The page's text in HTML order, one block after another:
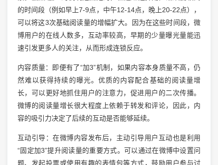
的时间段（例如早上7-9点，中午12-14点，晚上20-22点），
可以将这3次基础阅读量的增幅扩大。因为在这些时间段，微
博用户的在线人数多，互动率较高，早期的少量曝光量能迅
速引发更多人的关注，从而形成连锁反应。
内容质量：即便有了“加3”机制，如果内容本身质量不高，仍
然难以获得持续的曝光。优质的内容配合基础的阅读量增
长，可以更好地抓住用户的注意力，促进用户的二次传播。
微博的阅读量增长很大程度上依赖于转发和评论，因此，内
容的吸引力决定了后续的互动是否能够延续。
互动引导：在微博内容发布后，主动引导用户互动也是利用
“固定加3”提升阅读量的重要方式。可以通过在微博中设置问
题、发起投票或使用有趣的表情包等方式，鼓励用户参与讨